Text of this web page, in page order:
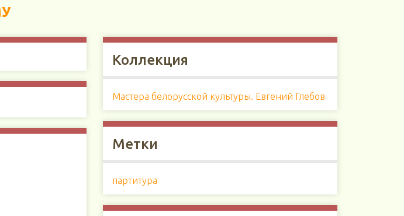
Коллекция
Мастера белорусской культуры. Евгений Глебов
Метки
партитура